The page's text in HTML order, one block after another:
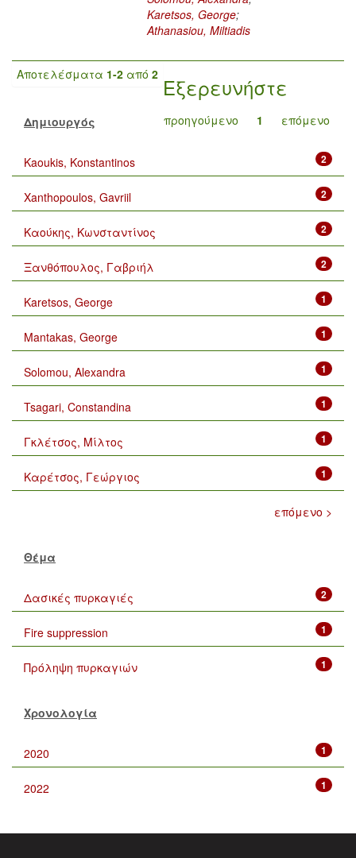
Karetsos, George;
Athanasiou, Miltiadis
Αποτελέσματα 1-2 από 2
προηγούμενο 1 επόμενο
Εξερευνήστε
Δημιουργός
2
Kaoukis, Konstantinos
2
Xanthopoulos, Gavriil
2
Καούκης, Κωνσταντίνος
2
Ξανθόπουλος, Γαβριήλ
1
Karetsos, George
1
Mantakas, George
1
Solomou, Alexandra
1
Tsagari, Constandina
1
Γκλέτσος, Μίλτος
1
Καρέτσος, Γεώργιος
επόμενο >
Θέμα
2
Δασικές πυρκαγιές
1
Fire suppression
1
Πρόληψη πυρκαγιών
Χρονολογία
1
2020
1
2022